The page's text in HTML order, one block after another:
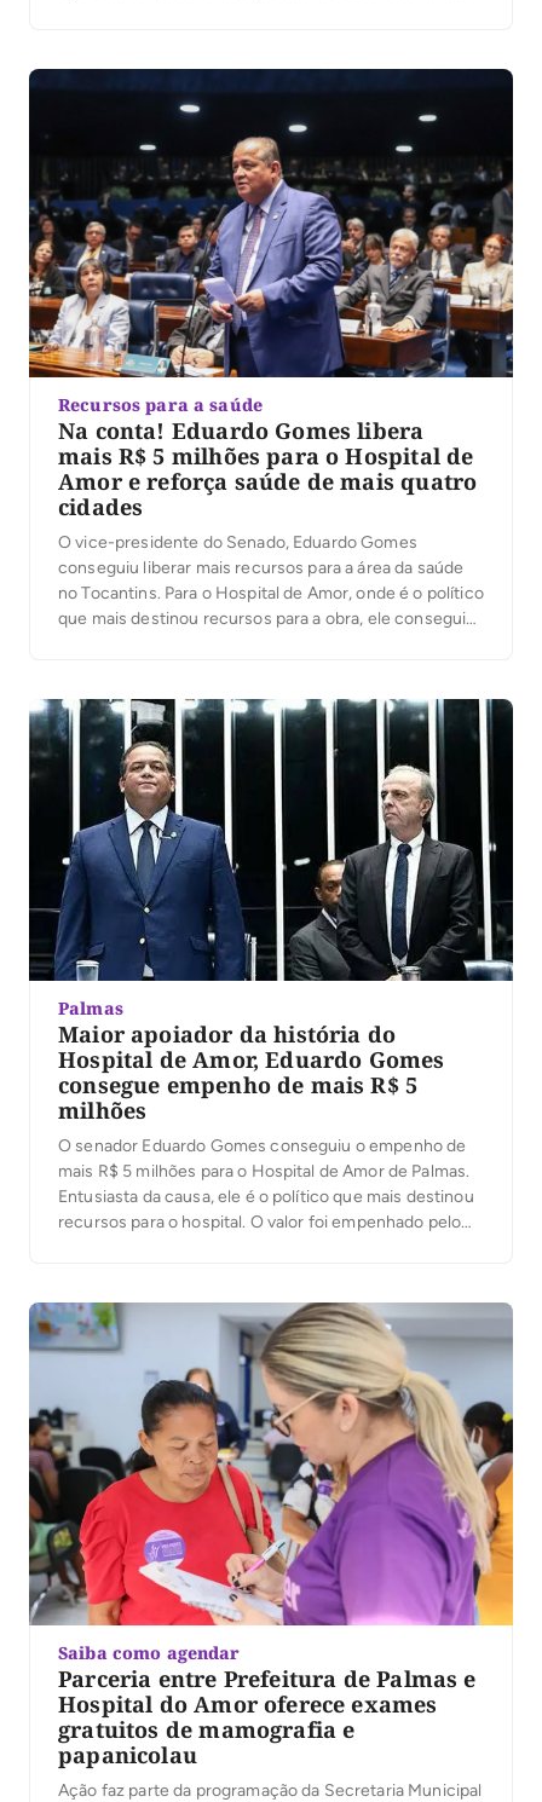
e de todos os parlamentares […]
Recursos para a saúde
Na conta! Eduardo Gomes libera
mais R$ 5 milhões para o Hospital de
Amor e reforça saúde de mais quatro
cidades
O vice-presidente do Senado, Eduardo Gomes
conseguiu liberar mais recursos para a área da saúde
no Tocantins. Para o Hospital de Amor, onde é o político
que mais destinou recursos para a obra, ele conseguiu
Várias […]
Palmas
Maior apoiador da história do
Hospital de Amor, Eduardo Gomes
consegue empenho de mais R$ 5
milhões
O senador Eduardo Gomes conseguiu o empenho de
mais R$ 5 milhões para o Hospital de Amor de Palmas.
Entusiasta da causa, ele é o político que mais destinou
recursos para o hospital. O valor foi empenhado pelo
Saiba como agendar
Parceria entre Prefeitura de Palmas e
Hospital do Amor oferece exames
gratuitos de mamografia e
papanicolau
Ação faz parte da programação da Secretaria Municipal